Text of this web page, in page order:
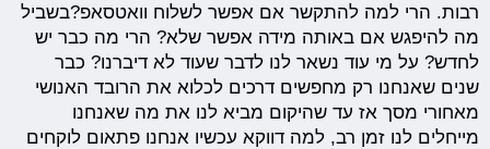
רבות. הרי למה להתקשר אם אפשר לשלוח וואטסאפ?בשביל
מה להיפגש אם באותה מידה אפשר שלא? הרי מה כבר יש
לחדש? על מי עוד נשאר לנו לדבר שעוד לא דיברנו? כבר
שנים שאנחנו רק מחפשים דרכים לכלוא את הרובד האנושי
מאחורי מסך אז עד שהיקום מביא לנו את מה שאנחנו
מייחלים לנו זמן רב, למה דווקא עכשיו אנחנו פתאום לוקחים